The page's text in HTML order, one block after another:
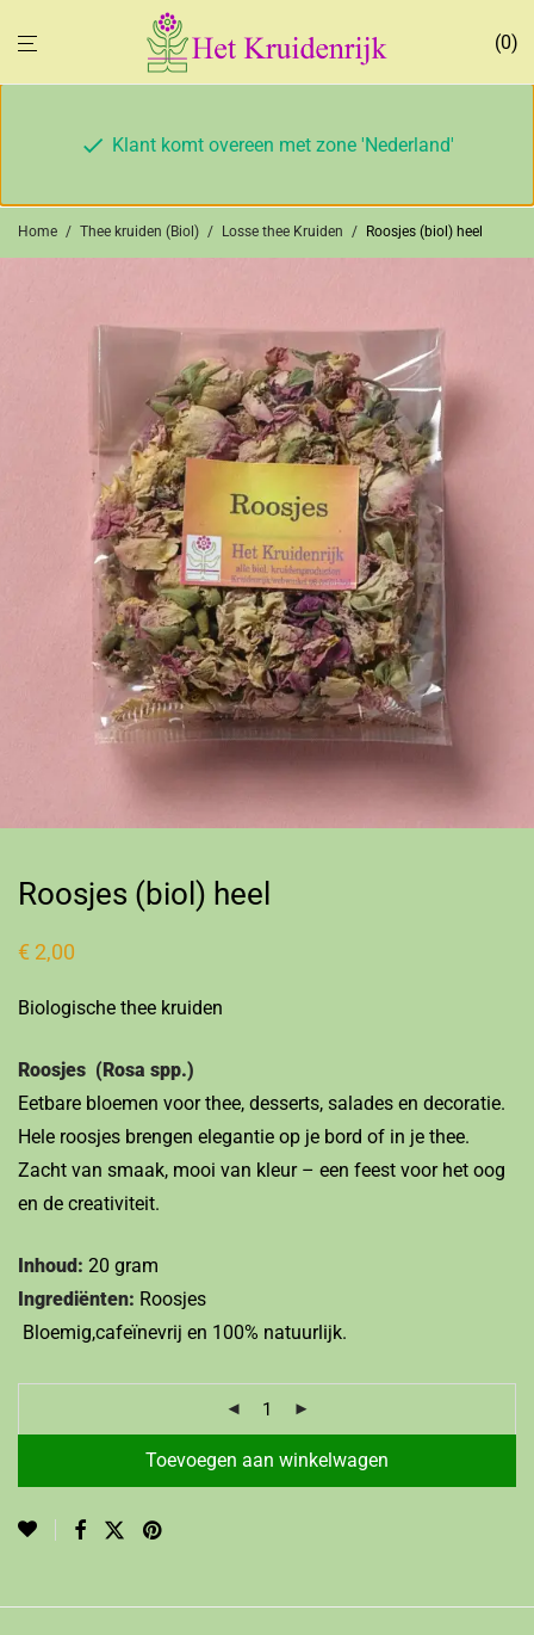
0
Klant komt overeen met zone 'Nederland'
Home / Thee kruiden (Biol) / Losse thee Kruiden / Roosjes (biol) heel
Roosjes (biol) heel
€ 2,00
Biologische thee kruiden
Roosjes (Rosa spp.)
Eetbare bloemen voor thee, desserts, salades en decoratie.
Hele roosjes brengen elegantie op je bord of in je thee.
Zacht van smaak, mooi van kleur – een feest voor het oog
en de creativiteit.
Inhoud: 20 gram
Ingrediënten: Roosjes
Bloemig,cafeïnevrij en 100% natuurlijk.
Toevoegen aan winkelwagen